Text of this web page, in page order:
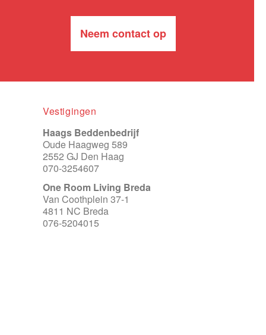
Neem contact op
Vestigingen
Haags Beddenbedrijf
Oude Haagweg 589
2552 GJ Den Haag
070-3254607
One Room Living Breda
Van Coothplein 37-1
4811 NC Breda
076-5204015